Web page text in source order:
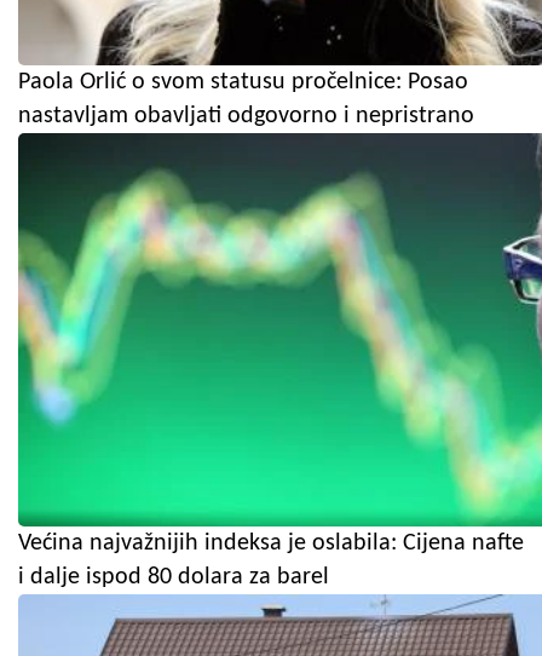
Paola Orlić o svom statusu pročelnice: Posao
nastavljam obavljati odgovorno i nepristrano
Većina najvažnijih indeksa je oslabila: Cijena nafte
i dalje ispod 80 dolara za barel